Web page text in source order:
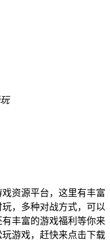
资源平台，这里有丰富
，多种对战方式，可以
丰富的游戏福利等你来
游戏，赶快来点击下载